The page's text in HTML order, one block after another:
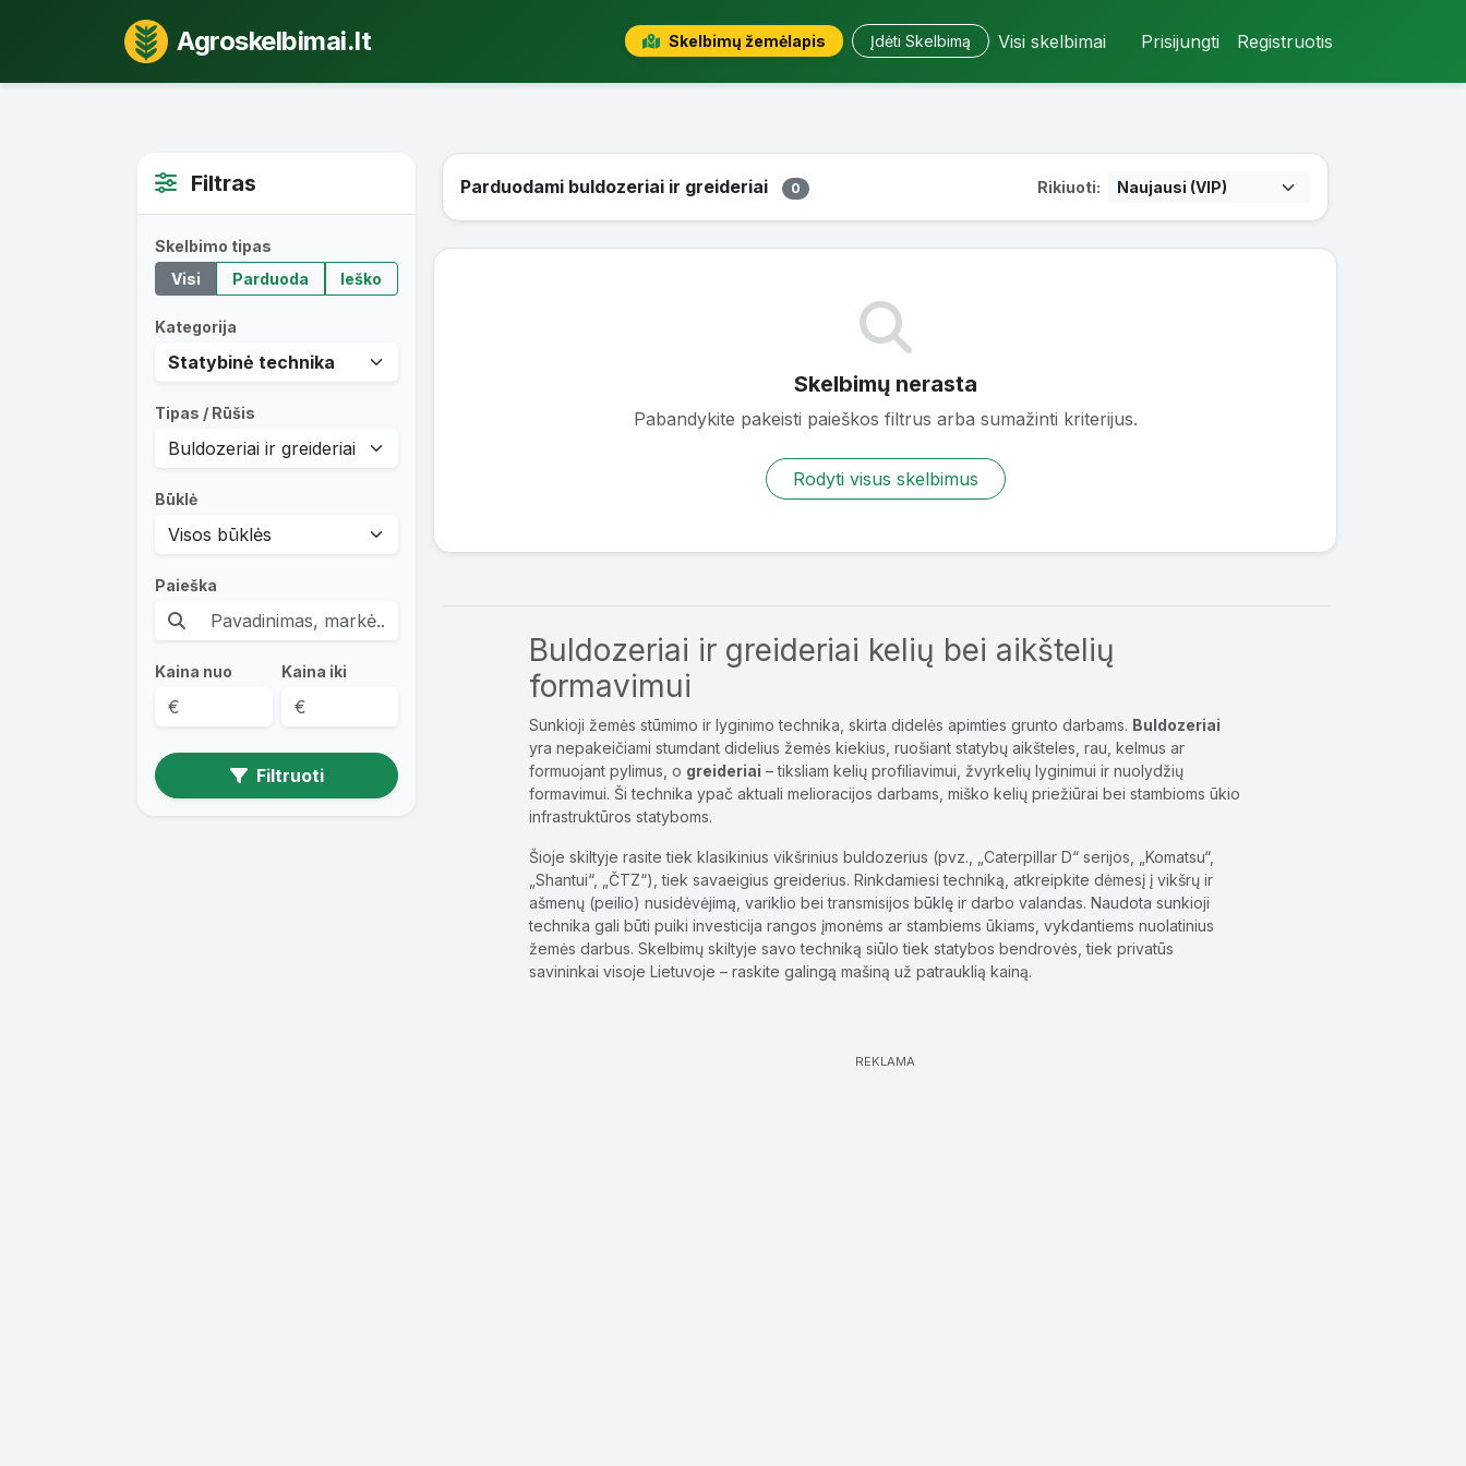
Agroskelbimai.lt Skelbimų žemėlapis Įdėti Skelbimą Visi skelbimai Prisijungti Registruotis
Filtras
Skelbimo tipas
Visi
Parduoda Ieško
Kategorija
Tipas / Rūšis
Būklė
Paieška
Kaina nuo Kaina iki
Filtruoti
Parduodami buldozeriai ir greideriai 0 Rikiuoti:
Skelbimų nerasta
Pabandykite pakeisti paieškos filtrus arba sumažinti kriterijus.
Rodyti visus skelbimus
Buldozeriai ir greideriai kelių bei aikštelių
formavimui
Sunkioji žemės stūmimo ir lyginimo technika, skirta didelės apimties grunto darbams. Buldozeriai
yra nepakeičiami stumdant didelius žemės kiekius, ruošiant statybų aikšteles, rau, kelmus ar
formuojant pylimus, o greideriai – tiksliam kelių profiliavimui, žvyrkelių lyginimui ir nuolydžių
formavimui. Ši technika ypač aktuali melioracijos darbams, miško kelių priežiūrai bei stambioms ūkio
infrastruktūros statyboms.
Šioje skiltyje rasite tiek klasikinius vikšrinius buldozerius (pvz., „Caterpillar D“ serijos, „Komatsu“,
„Shantui“, „ČTZ“), tiek savaeigius greiderius. Rinkdamiesi techniką, atkreipkite dėmesį į vikšrų ir
ašmenų (peilio) nusidėvėjimą, variklio bei transmisijos būklę ir darbo valandas. Naudota sunkioji
technika gali būti puiki investicija rangos įmonėms ar stambiems ūkiams, vykdantiems nuolatinius
žemės darbus. Skelbimų skiltyje savo techniką siūlo tiek statybos bendrovės, tiek privatūs
savininkai visoje Lietuvoje – raskite galingą mašiną už patrauklią kainą.
REKLAMA